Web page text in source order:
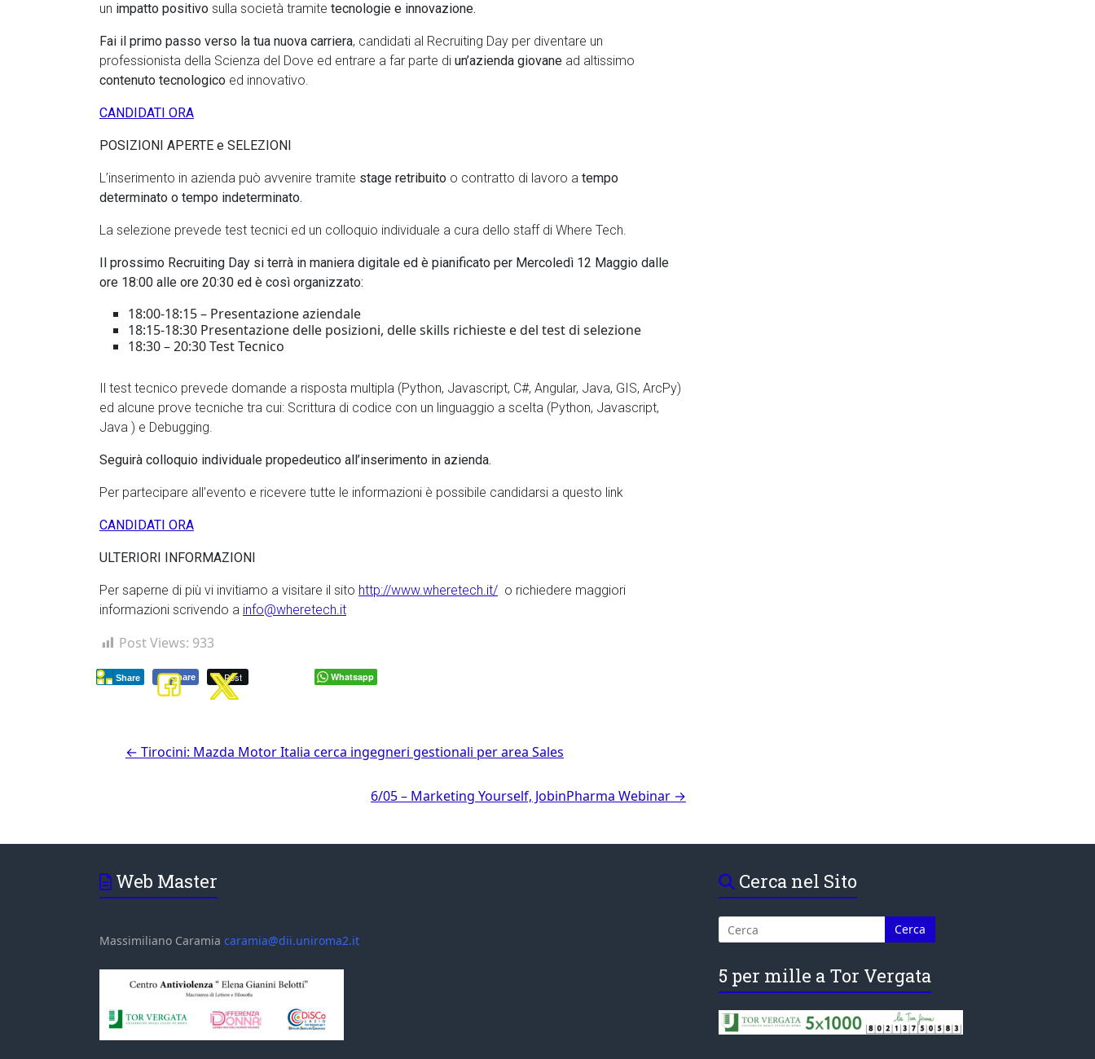
un impatto positivo sulla società tramite tecnologie e innovazione.
Fai il primo passo verso la tua nuova carriera, candidati al Recruiting Day per diventare un
professionista della Scienza del Dove ed entrare a far parte di un’azienda giovane ad altissimo
contenuto tecnologico ed innovativo.
CANDIDATI ORA
POSIZIONI APERTE e SELEZIONI
L’inserimento in azienda può avvenire tramite stage retribuito o contratto di lavoro a tempo
determinato o tempo indeterminato.
La selezione prevede test tecnici ed un colloquio individuale a cura dello staff di Where Tech.
Il prossimo Recruiting Day si terrà in maniera digitale ed è pianificato per Mercoledì 12 Maggio dalle
ore 18:00 alle ore 20:30 ed è così organizzato:
18:00-18:15 – Presentazione aziendale
18:15-18:30 Presentazione delle posizioni, delle skills richieste e del test di selezione
18:30 – 20:30 Test Tecnico
Il test tecnico prevede domande a risposta multipla (Python, Javascript, C#, Angular, Java, GIS, ArcPy)
ed alcune prove tecniche tra cui: Scrittura di codice con un linguaggio a scelta (Python, Javascript,
Java ) e Debugging.
Seguirà colloquio individuale propedeutico all’inserimento in azienda.
Per partecipare all’evento e ricevere tutte le informazioni è possibile candidarsi a questo link
CANDIDATI ORA
ULTERIORI INFORMAZIONI
Per saperne di più vi invitiamo a visitare il sito http://www.wheretech.it/ o richiedere maggiori
informazioni scrivendo a info@wheretech.it
Post Views: 933
Share Post
Share Whatsapp
← Tirocini: Mazda Motor Italia cerca ingegneri gestionali per area Sales
6/05 – Marketing Yourself, JobinPharma Webinar →
Web Master
Massimiliano Caramia caramia@dii.uniroma2.it
Cerca nel Sito
5 per mille a Tor Vergata